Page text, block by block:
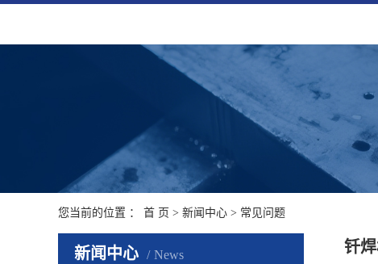
您当前的位置 ： 首 页 > 新闻中心 > 常见问题
新闻中心 News 钎